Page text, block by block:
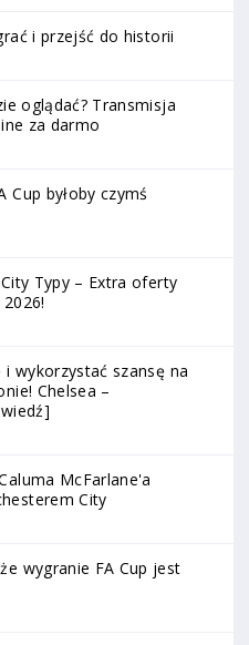
i przejść do historii
oglądać? Transmisja
za darmo
Cup byłoby czymś
Typy – Extra oferty
wykorzystać szansę na
Chelsea –
McFarlane'a
City
wygranie FA Cup jest